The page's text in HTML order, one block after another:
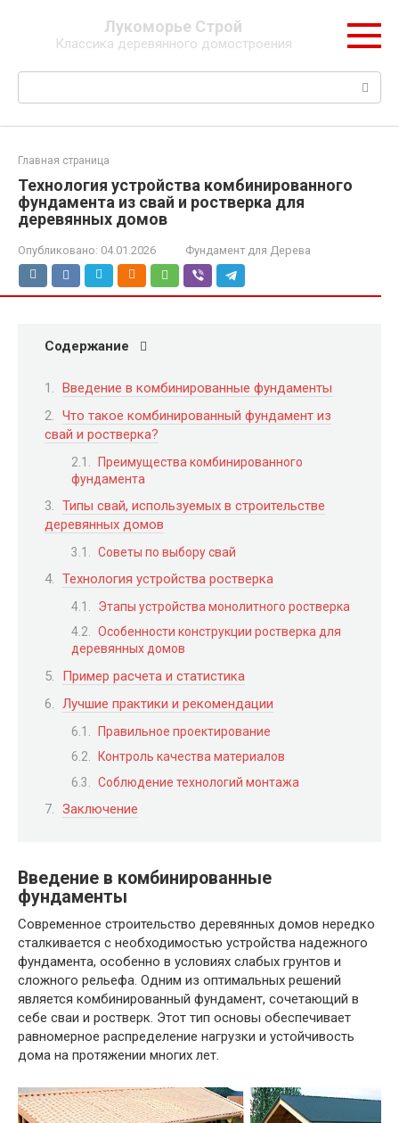
Лукоморье Строй
Классика деревянного домостроения
Поиск:
Главная страница
Технология устройства комбинированного
фундамента из свай и ростверка для
деревянных домов
Опубликовано: 04.01.2026 Фундамент для Дерева
Содержание
Введение в комбинированные фундаменты
Что такое комбинированный фундамент из
свай и ростверка?
Преимущества комбинированного
фундамента
Типы свай, используемых в строительстве
деревянных домов
Советы по выбору свай
Технология устройства ростверка
Этапы устройства монолитного ростверка
Особенности конструкции ростверка для
деревянных домов
Пример расчета и статистика
Лучшие практики и рекомендации
Правильное проектирование
Контроль качества материалов
Соблюдение технологий монтажа
Заключение
Введение в комбинированные
фундаменты
Современное строительство деревянных домов нередко
сталкивается с необходимостью устройства надежного
фундамента, особенно в условиях слабых грунтов и
сложного рельефа. Одним из оптимальных решений
является комбинированный фундамент, сочетающий в
себе сваи и ростверк. Этот тип основы обеспечивает
равномерное распределение нагрузки и устойчивость
дома на протяжении многих лет.